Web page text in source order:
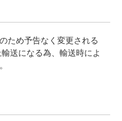
ため予告なく変更される
送になる為、輸送時によ